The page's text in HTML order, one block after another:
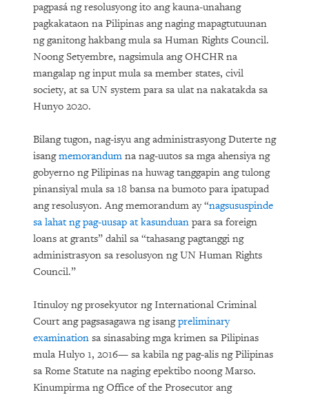
pagpasá ng resolusyong ito ang kauna-unahang
pagkakataon na Pilipinas ang naging mapagtutuunan
ng ganitong hakbang mula sa Human Rights Council.
Noong Setyembre, nagsimula ang OHCHR na
mangalap ng input mula sa member states, civil
society, at sa UN system para sa ulat na nakatakda sa
Hunyo 2020.
Bilang tugon, nag-isyu ang administrasyong Duterte ng
isangmemorandum na nag-uutos sa mga ahensiya ng
gobyerno ng Pilipinas na huwag tanggapin ang tulong
pinansiyal mula sa 18 bansa na bumoto para ipatupad
ang resolusyon. Ang memorandum ay “nagsususpinde
sa lahat ng pag-uusap at kasunduan para sa foreign
loans at grants” dahil sa “tahasang pagtanggi ng
administrasyon sa resolusyon ng UN Human Rights
Council.”
Itinuloy ng prosekyutor ng International Criminal
Court ang pagsasagawa ng isangpreliminary
examination sa sinasabing mga krimen sa Pilipinas
mula Hulyo 1, 2016— sa kabila ng pag-alis ng Pilipinas
sa Rome Statute na naging epektibo noong Marso.
Kinumpirma ng Office of the Prosecutor ang